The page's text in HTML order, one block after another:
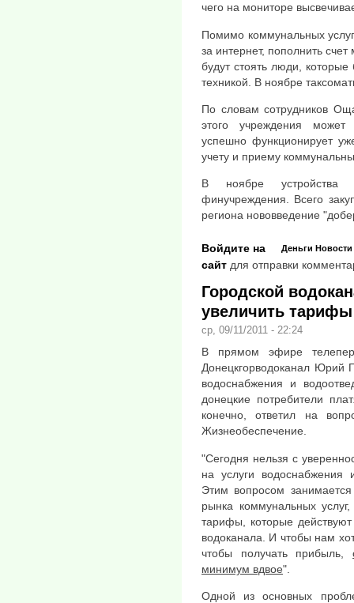
чего на мониторе
Помимо коммунальных
за интернет, пополнить
будут стоять люди, которые
техникой. В ноябре
По словам сотрудников
этого учреждения может
успешно функционирует
учету и приему
В ноябре устройства
финучреждения. Всего
региона нововведение
Деньги Новости
Войдите на
сайт для отправки
Городской
увеличить тарифы
ср, 09/11/2011 - 22:24
В прямом эфире
Донецкгорводоканал Юрий
водоснабжения и
донецкие потребители
конечно, ответил на
Жизнеобеспечение.
"Сегодня нельзя с
на услуги
Этим вопросом
рынка коммунальных
тарифы, которые
водоканала. И чтобы нам
чтобы получать прибыль,
минимум вдвое".
Одной из основных